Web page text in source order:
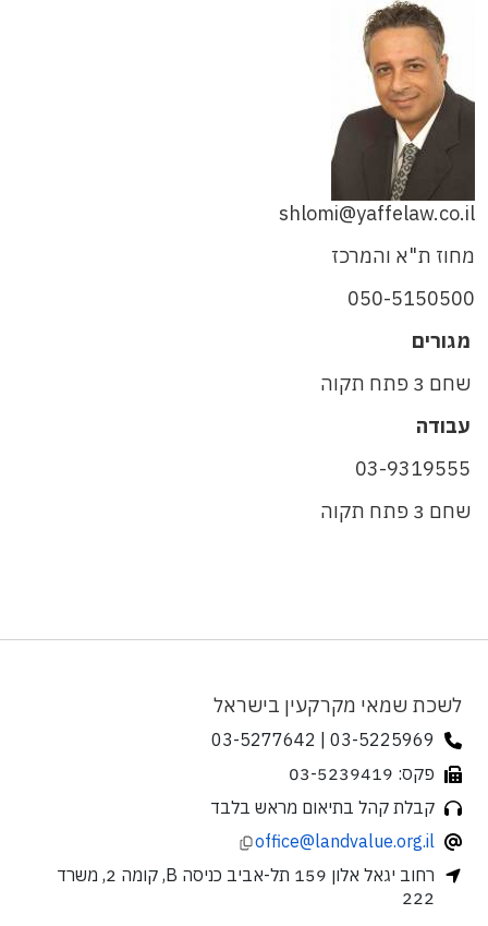
shlomi@yaffelaw.co.il
מחוז ת"א והמרכז
050-5150500
מגורים
שחם 3 פתח תקוה
עבודה
03-9319555
שחם 3 פתח תקוה
לשכת שמאי מקרקעין בישראל
03-5225969 | 03-5277642
פקס: 03-5239419
קבלת קהל בתיאום מראש בלבד
office@landvalue.org.il
רחוב יגאל אלון 159 תל-אביב כניסה B, קומה 2, משרד
222